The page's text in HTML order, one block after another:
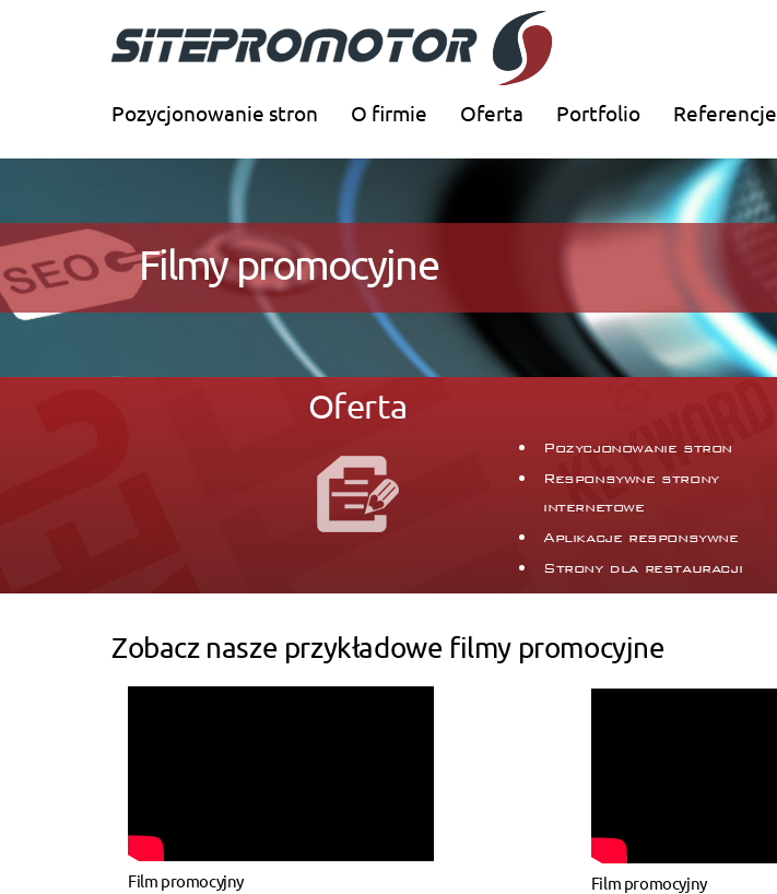
Pozycjonowanie stron O firmie Oferta Portfolio Referencje
Filmy promocyjne
Oferta
Pozycjonowanie stron
Responsywne strony
internetowe
Aplikacje responsywne
Strony dla restauracji
Zobacz nasze przykładowe filmy promocyjne
Film promocyjny
Film promocyjny